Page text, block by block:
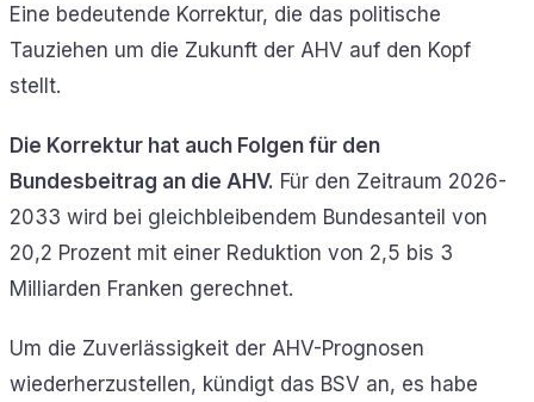
Eine bedeutende Korrektur, die das politische
Tauziehen um die Zukunft der AHV auf den Kopf
stellt.
Die Korrektur hat auch Folgen für den
Bundesbeitrag an die AHV. Für den Zeitraum 2026-
2033 wird bei gleichbleibendem Bundesanteil von
20,2 Prozent mit einer Reduktion von 2,5 bis 3
Milliarden Franken gerechnet.
Um die Zuverlässigkeit der AHV-Prognosen
wiederherzustellen, kündigt das BSV an, es habe